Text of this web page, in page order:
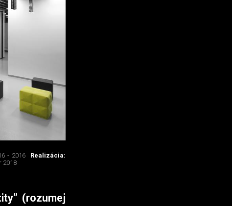
- 2016
Realizácia:
2018
(rozumej